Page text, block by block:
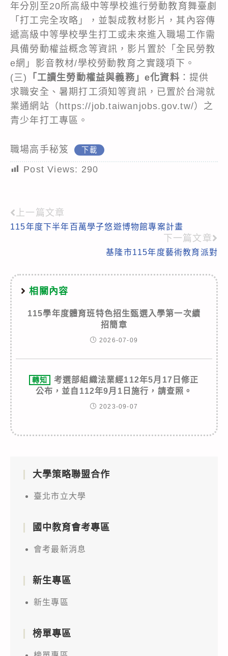
年分別至20所高級中等學校進行勞動教育舞臺劇
「打工完全攻略」，並製成教材影片，其內容傳
遞高級中等學校學生打工或未來進入職場工作需
具備勞動權益概念等資訊，影片置於「全民勞教
e網」影音教材/學校勞動教育之實踐項下。
(三)
「工讀生勞動權益與義務」e化資料 ：提供
求職安全、暑期打工須知等資訊，已置於台灣就
業通網站（https://job.taiwanjobs.gov.tw/）之
青少年打工專區。
職場高手秘笈 下載
Post Views: 290
Read
more
上一篇文章
115年度下半年百萬學子悠遊博物館專案計畫
下一篇文章
基隆市115年度藝術教育派對
相關內容
115學年度體育班特色招生甄選入學第一次續
招簡章
2026-07-09
轉知
考選部組織法業經112年5月17日修正
公布，並自112年9月1日施行，請查照。
2023-09-07
大學策略聯盟合作
臺北市立大學
國中教育會考專區
會考最新消息
新生專區
新生專區
榜單專區